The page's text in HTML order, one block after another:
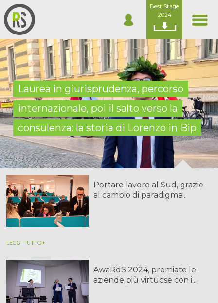
Best Stage
2024
Laurea in giurisprudenza, percorso
internazionale, poi il salto verso la
consulenza: la storia di Lorenzo in Bip
Portare lavoro al Sud, grazie
al cambio di paradigma...
LEGGI TUTTO
AwaRdS 2024, premiate le
aziende più virtuose con i...